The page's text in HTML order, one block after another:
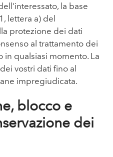
la base
lettera a) del
protezione dei dati
al trattamento dei
in qualsiasi momento. La
vostri dati fino al
impregiudicata.
blocco e
dei